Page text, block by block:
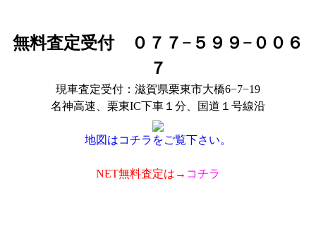
無料査定受付 ０７７−５９９−００６
７
現車査定受付：滋賀県栗東市大橋6−7−19
名神高速、栗東IC下車１分、国道１号線沿
地図はコチラをご覧下さい。
NET無料査定は→ コチラ